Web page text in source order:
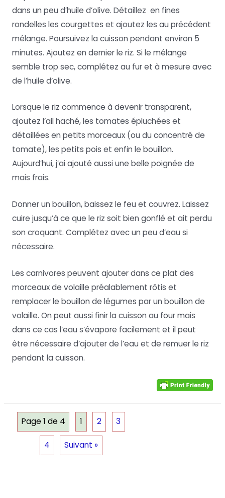
dans un peu d’huile d’olive. Détaillez en fines
rondelles les courgettes et ajoutez les au précédent
mélange. Poursuivez la cuisson pendant environ 5
minutes. Ajoutez en dernier le riz. Si le mélange
semble trop sec, complétez au fur et à mesure avec
de l’huile d’olive.
Lorsque le riz commence à devenir transparent,
ajoutez l’ail haché, les tomates épluchées et
détaillées en petits morceaux (ou du concentré de
tomate), les petits pois et enfin le bouillon.
Aujourd’hui, j’ai ajouté aussi une belle poignée de
mais frais.
Donner un bouillon, baissez le feu et couvrez. Laissez
cuire jusqu’à ce que le riz soit bien gonflé et ait perdu
son croquant. Complétez avec un peu d’eau si
nécessaire.
Les carnivores peuvent ajouter dans ce plat des
morceaux de volaille préalablement rôtis et
remplacer le bouillon de légumes par un bouillon de
volaille. On peut aussi finir la cuisson au four mais
dans ce cas l’eau s’évapore facilement et il peut
être nécessaire d’ajouter de l’eau et de remuer le riz
pendant la cuisson.
Page 1 de 4 1 2 3
4 Suivant »